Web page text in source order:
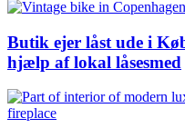
Butik ejer låst ude i
hjælp af lokal låsesmed